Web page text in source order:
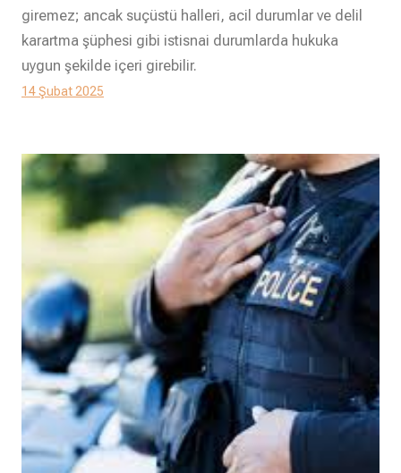
giremez; ancak suçüstü halleri, acil durumlar ve delil
karartma şüphesi gibi istisnai durumlarda hukuka
uygun şekilde içeri girebilir.
14 Şubat 2025